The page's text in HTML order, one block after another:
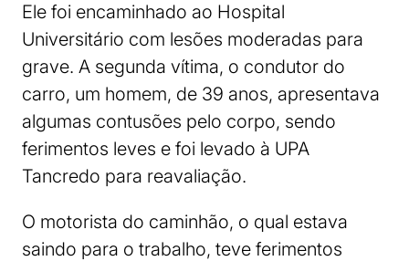
Ele foi encaminhado ao Hospital
Universitário com lesões moderadas para
grave. A segunda vítima, o condutor do
carro, um homem, de 39 anos, apresentava
algumas contusões pelo corpo, sendo
ferimentos leves e foi levado à UPA
Tancredo para reavaliação.
O motorista do caminhão, o qual estava
saindo para o trabalho, teve ferimentos